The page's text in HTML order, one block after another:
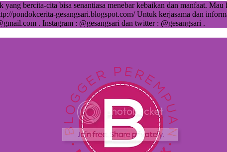
bercita-cita bisa senantiasa menebar kebaikan dan manfaat.
pondokcerita-gesangsari.blogspot.com/ Untuk kerjasama dan
. Instagram : @gesangsari dan twitter : @gesangsari .